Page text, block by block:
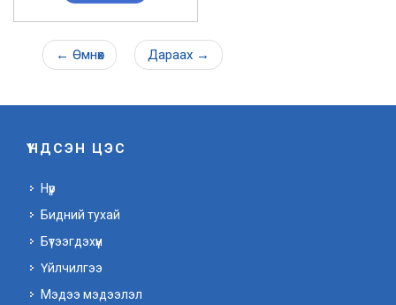
← Өмнөх Дараах →
ҮНДСЭН ЦЭС
Нүүр
Бидний тухай
Бүтээгдэхүүн
Үйлчилгээ
Мэдээ мэдээлэл